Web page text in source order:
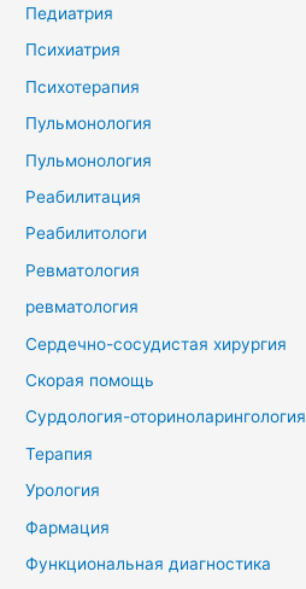
Педиатрия
Психиатрия
Психотерапия
Пульмонология
Пульмонология
Реабилитация
Реабилитологи
Ревматология
ревматология
Сердечно-сосудистая хирургия
Скорая помощь
Сурдология-оториноларингология
Терапия
Урология
Фармация
Функциональная диагностика